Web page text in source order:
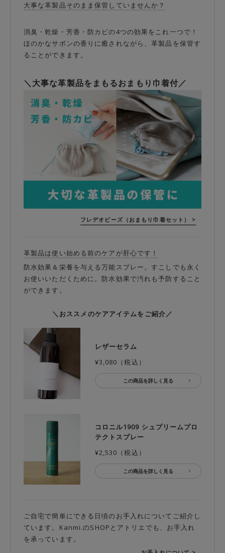
大事な革製品そのまま保管していませんか？
消臭・乾燥・芳香・防カビの4つの効果をこれ一つで！
ほのかなサボンの香りに癒されながら、革製品を保管す
ることができます。
＼大事な革製品をまもるおまもり巾着付／
フレデオビーズ（おまもり巾着セット） >
革製品は使い始める前のケアが肝心です！
防水効果＆栄養を与える万能スプレー。すこしでも永く
お使いいただくために。防水効果で汚れも予防すること
ができます。
＼おススメのケアアイテムをご紹介／
レザーセラム
¥3,080（税込）
この商品を詳しく見る
コロニル1909 シュプリームプロ
テクトスプレー
¥2,530（税込）
この商品を詳しく見る
ご自宅で簡単にできる日頃のお手入れについてご紹介し
ています。Kanmi.のSHOPとアトリエでも、お手入れ
を承っています。